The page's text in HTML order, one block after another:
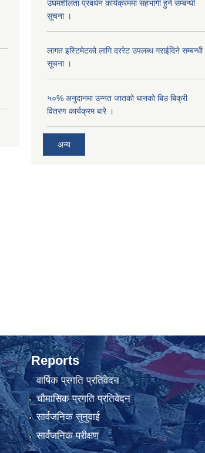
उघमशीलता प्रबर्धन कार्यक्रममा सहभागी हुने सम्बन्धी
सूचना ।
लागत इस्टिमेटको लागि दररेट उपलब्ध गराईदिने सम्बन्धी
सूचना ।
५०% अनुदानमा उन्नत जातको धानको बिउ बिक्री
वितरण कार्यक्रम बारे ।
अन्य
Reports
वार्षिक प्रगति प्रतिवेदन
चौमासिक प्रगति प्रतिवेदन
सार्वजनिक सुनुवाई
सार्वजनिक परीक्षण